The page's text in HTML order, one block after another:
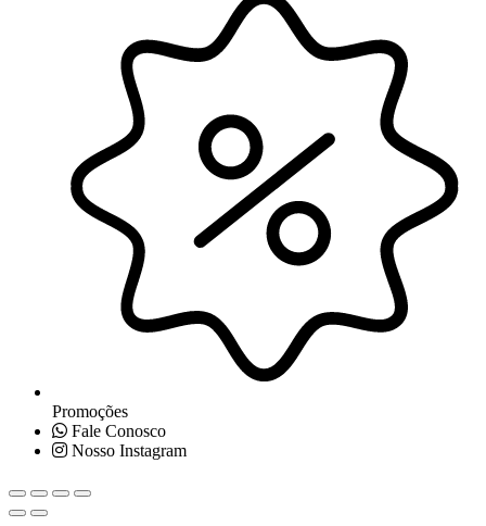
Promoções
Fale Conosco
Nosso Instagram